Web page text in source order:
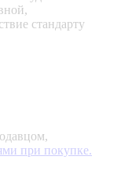
стандарту
при покупке.